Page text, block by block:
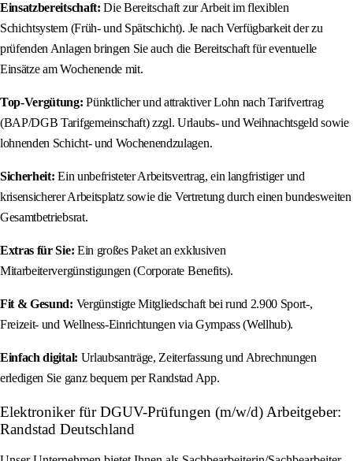
Einsatzbereitschaft: Die Bereitschaft zur Arbeit im flexiblen
Schichtsystem (Früh- und Spätschicht). Je nach Verfügbarkeit der zu
prüfenden Anlagen bringen Sie auch die Bereitschaft für eventuelle
Einsätze am Wochenende mit.
Top-Vergütung: Pünktlicher und attraktiver Lohn nach Tarifvertrag
(BAP/DGB Tarifgemeinschaft) zzgl. Urlaubs- und Weihnachtsgeld sowie
lohnenden Schicht- und Wochenendzulagen.
Sicherheit: Ein unbefristeter Arbeitsvertrag, ein langfristiger und
krisensicherer Arbeitsplatz sowie die Vertretung durch einen bundesweiten
Gesamtbetriebsrat.
Extras für Sie: Ein großes Paket an exklusiven
Mitarbeitervergünstigungen (Corporate Benefits).
Fit & Gesund: Vergünstigte Mitgliedschaft bei rund 2.900 Sport-,
Freizeit- und Wellness-Einrichtungen via Gympass (Wellhub).
Einfach digital: Urlaubsanträge, Zeiterfassung und Abrechnungen
erledigen Sie ganz bequem per Randstad App.
Elektroniker für DGUV-Prüfungen (m/w/d) Arbeitgeber:
Randstad Deutschland